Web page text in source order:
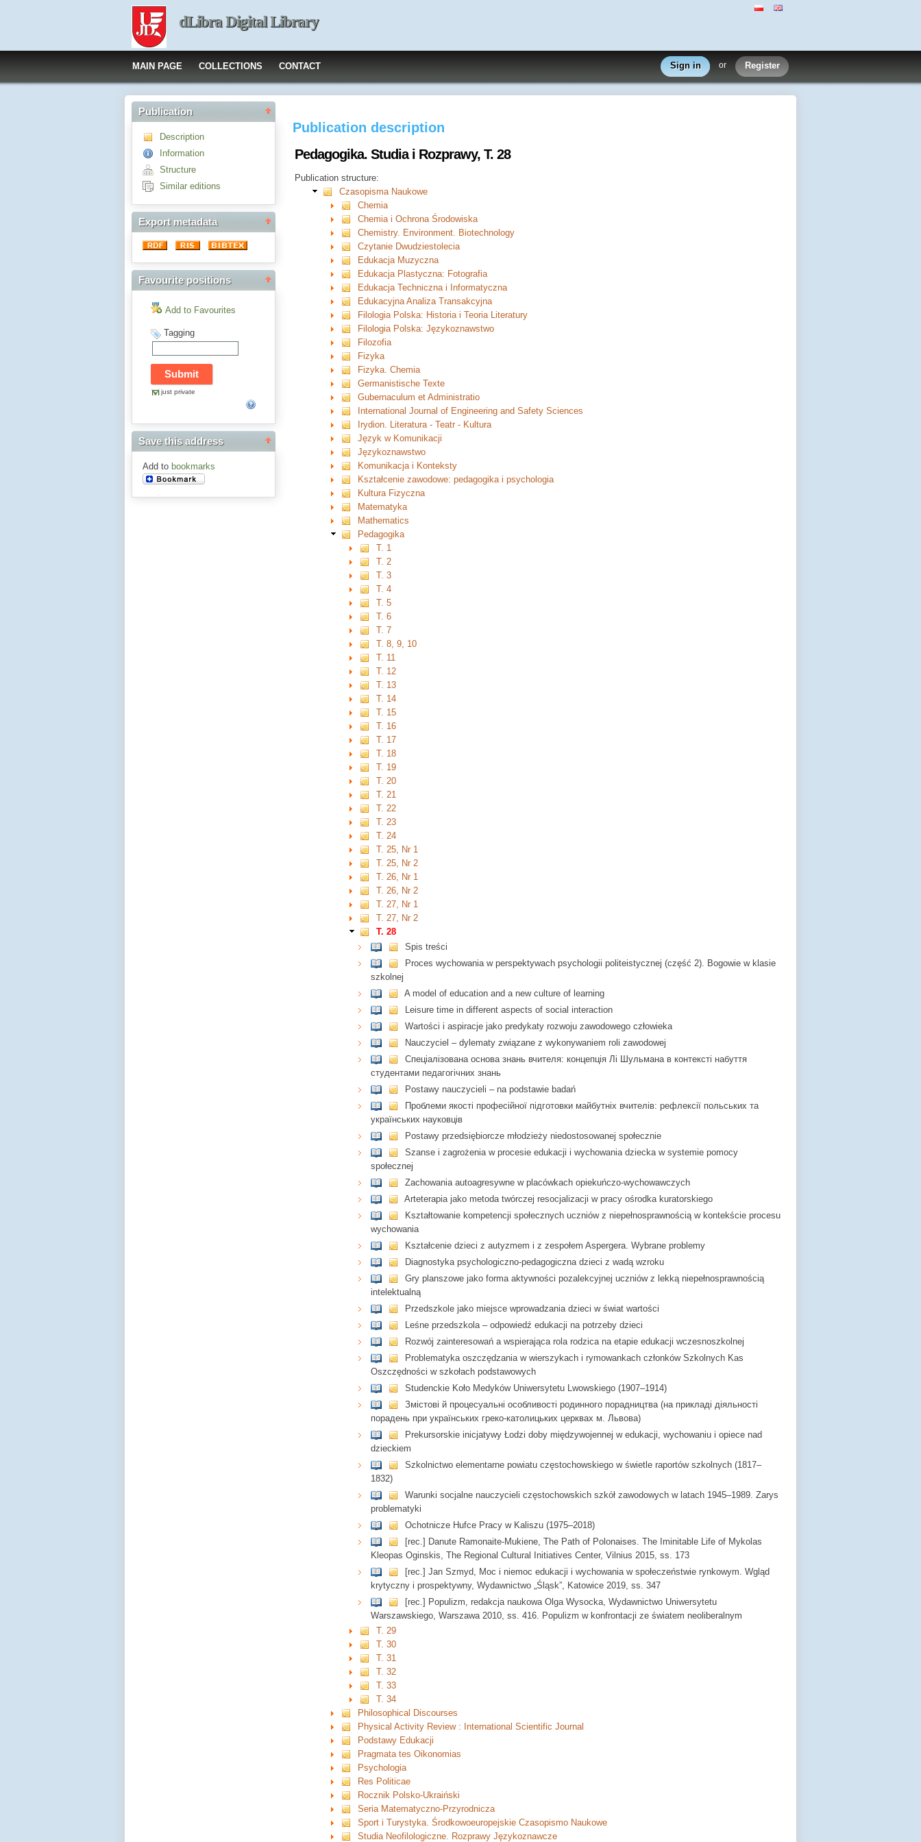
dLibra Digital Library
MAIN PAGE COLLECTIONS CONTACT Sign in or Register
Publication
Description
Information
Structure
Similar editions
Export metadata
Favourite positions
Add to Favourites
Tagging
just private
Save this address
Add to bookmarks
Publication description
Pedagogika. Studia i Rozprawy, T. 28
Publication structure:
Czasopisma Naukowe
Chemia
Chemia i Ochrona Środowiska
Chemistry. Environment. Biotechnology
Czytanie Dwudziestolecia
Edukacja Muzyczna
Edukacja Plastyczna: Fotografia
Edukacja Techniczna i Informatyczna
Edukacyjna Analiza Transakcyjna
Filologia Polska: Historia i Teoria Literatury
Filologia Polska: Językoznawstwo
Filozofia
Fizyka
Fizyka. Chemia
Germanistische Texte
Gubernaculum et Administratio
International Journal of Engineering and Safety Sciences
Irydion. Literatura - Teatr - Kultura
Język w Komunikacji
Językoznawstwo
Komunikacja i Konteksty
Kształcenie zawodowe: pedagogika i psychologia
Kultura Fizyczna
Matematyka
Mathematics
Pedagogika
T. 1
T. 2
T. 3
T. 4
T. 5
T. 6
T. 7
T. 8, 9, 10
T. 11
T. 12
T. 13
T. 14
T. 15
T. 16
T. 17
T. 18
T. 19
T. 20
T. 21
T. 22
T. 23
T. 24
T. 25, Nr 1
T. 25, Nr 2
T. 26, Nr 1
T. 26, Nr 2
T. 27, Nr 1
T. 27, Nr 2
T. 28
Spis treści
Proces wychowania w perspektywach psychologii politeistycznej (część 2). Bogowie w klasie
szkolnej
A model of education and a new culture of learning
Leisure time in different aspects of social interaction
Wartości i aspiracje jako predykaty rozwoju zawodowego człowieka
Nauczyciel – dylematy związane z wykonywaniem roli zawodowej
Спеціалізована основа знань вчителя: концепція Лі Шульмана в контексті набуття
студентами педагогічних знань
Postawy nauczycieli – na podstawie badań
Проблеми якості професійної підготовки майбутніх вчителів: рефлексії польських та
українських науковців
Postawy przedsiębiorcze młodzieży niedostosowanej społecznie
Szanse i zagrożenia w procesie edukacji i wychowania dziecka w systemie pomocy
społecznej
Zachowania autoagresywne w placówkach opiekuńczo-wychowawczych
Arteterapia jako metoda twórczej resocjalizacji w pracy ośrodka kuratorskiego
Kształtowanie kompetencji społecznych uczniów z niepełnosprawnością w kontekście procesu
wychowania
Kształcenie dzieci z autyzmem i z zespołem Aspergera. Wybrane problemy
Diagnostyka psychologiczno-pedagogiczna dzieci z wadą wzroku
Gry planszowe jako forma aktywności pozalekcyjnej uczniów z lekką niepełnosprawnością
intelektualną
Przedszkole jako miejsce wprowadzania dzieci w świat wartości
Leśne przedszkola – odpowiedź edukacji na potrzeby dzieci
Rozwój zainteresowań a wspierająca rola rodzica na etapie edukacji wczesnoszkolnej
Problematyka oszczędzania w wierszykach i rymowankach członków Szkolnych Kas
Oszczędności w szkołach podstawowych
Studenckie Koło Medyków Uniwersytetu Lwowskiego (1907–1914)
Змістові й процесуальні особливості родинного порадництва (на прикладі діяльності
порадень при українських греко-католицьких церквах м. Львова)
Prekursorskie inicjatywy Łodzi doby międzywojennej w edukacji, wychowaniu i opiece nad
dzieckiem
Szkolnictwo elementarne powiatu częstochowskiego w świetle raportów szkolnych (1817–
1832)
Warunki socjalne nauczycieli częstochowskich szkół zawodowych w latach 1945–1989. Zarys
problematyki
Ochotnicze Hufce Pracy w Kaliszu (1975–2018)
[rec.] Danute Ramonaite-Mukiene, The Path of Polonaises. The Iminitable Life of Mykolas
Kleopas Oginskis, The Regional Cultural Initiatives Center, Vilnius 2015, ss. 173
[rec.] Jan Szmyd, Moc i niemoc edukacji i wychowania w społeczeństwie rynkowym. Wgląd
krytyczny i prospektywny, Wydawnictwo „Śląsk”, Katowice 2019, ss. 347
[rec.] Populizm, redakcja naukowa Olga Wysocka, Wydawnictwo Uniwersytetu
Warszawskiego, Warszawa 2010, ss. 416. Populizm w konfrontacji ze światem neoliberalnym
T. 29
T. 30
T. 31
T. 32
T. 33
T. 34
Philosophical Discourses
Physical Activity Review : International Scientific Journal
Podstawy Edukacji
Pragmata tes Oikonomias
Psychologia
Res Politicae
Rocznik Polsko-Ukraiński
Seria Matematyczno-Przyrodnicza
Sport i Turystyka. Środkowoeuropejskie Czasopismo Naukowe
Studia Neofilologiczne. Rozprawy Językoznawcze